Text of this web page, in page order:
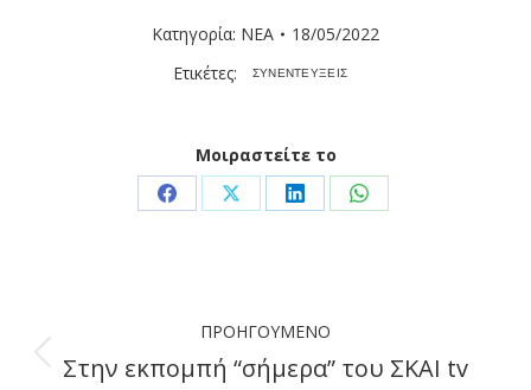
Κατηγορία: ΝΕΑ
18/05/2022
Ετικέτες:
ΣΥΝΕΝΤΕΥΞΕΙΣ
Μοιραστείτε το
Share Share Share Share
navigation
ΠΡΟΗΓΟΎΜΕΝΟ
Previous
Στην εκπομπή “σήμερα” του ΣΚΑΙ tv